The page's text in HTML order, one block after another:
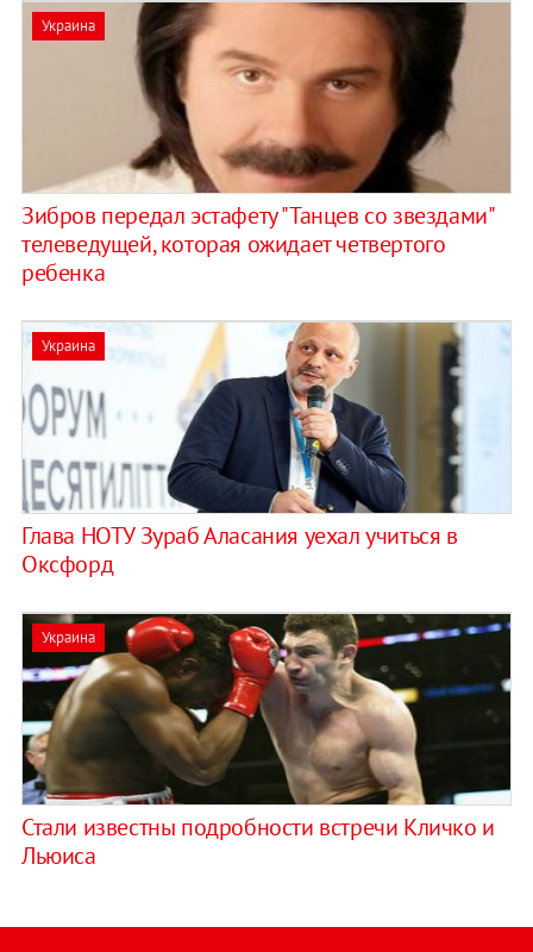
Украина
Зибров передал эстафету "Танцев со звездами"
телеведущей, которая ожидает четвертого
ребенка
Украина
Глава НОТУ Зураб Аласания уехал учиться в
Оксфорд
Украина
Стали известны подробности встречи Кличко и
Льюиса